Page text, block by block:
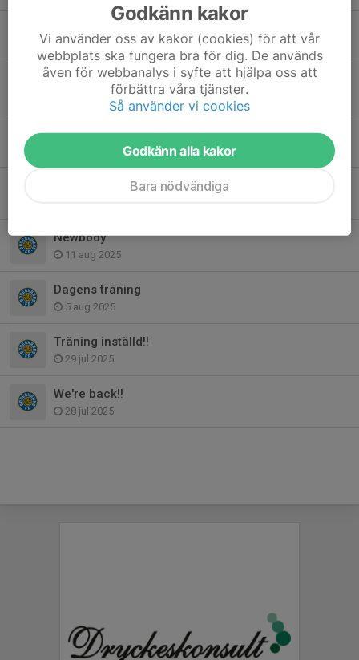
19 apr, 20:17
Inställd träning 23/2.
22 feb, 14:40
Försäsong 2026
Säsongens sista 2 veckor
Newbody
11 aug 2025
Dagens träning
5 aug 2025
Träning inställd!!
29 jul 2025
We're back!!
28 jul 2025
Godkänn kakor
Vi använder oss av kakor (cookies) för att vår
webbplats ska fungera bra för dig. De används
även för webbanalys i syfte att hjälpa oss att
förbättra våra tjänster.
Så använder vi cookies
Godkänn alla kakor
Bara nödvändiga